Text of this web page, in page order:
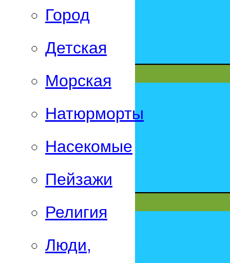
Город
Детская
Морская
Натюрморты
Насекомые
Пейзажи
Религия
Люди,